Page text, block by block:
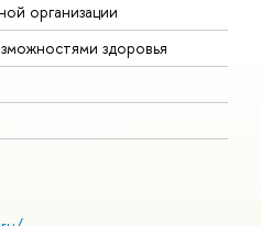
организации
здоровья